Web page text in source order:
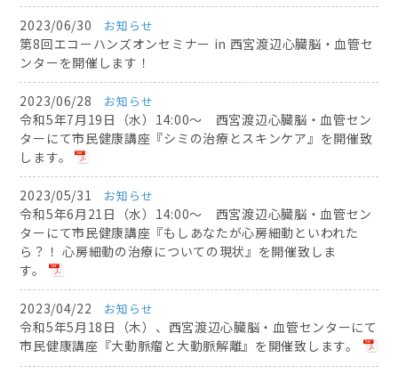
2023/06/30 お知らせ
第8回エコーハンズオンセミナー in 西宮渡辺心臓脳・血管セ
ンターを開催します！
2023/06/28 お知らせ
令和5年7月19日（水）14:00～ 西宮渡辺心臓脳・血管セン
ターにて市民健康講座『シミの治療とスキンケア』を開催致
します。
2023/05/31 お知らせ
令和5年6月21日（水）14:00～ 西宮渡辺心臓脳・血管セン
ターにて市民健康講座『もしあなたが心房細動といわれた
ら？！ 心房細動の治療についての現状』を開催致しま
す。
2023/04/22 お知らせ
令和5年5月18日（木）、西宮渡辺心臓脳・血管センターにて
市民健康講座『大動脈瘤と大動脈解離』を開催致します。